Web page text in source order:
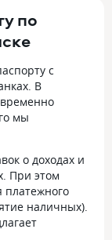
по
с
В
мы
о доходах и
При этом
платежного
наличных).